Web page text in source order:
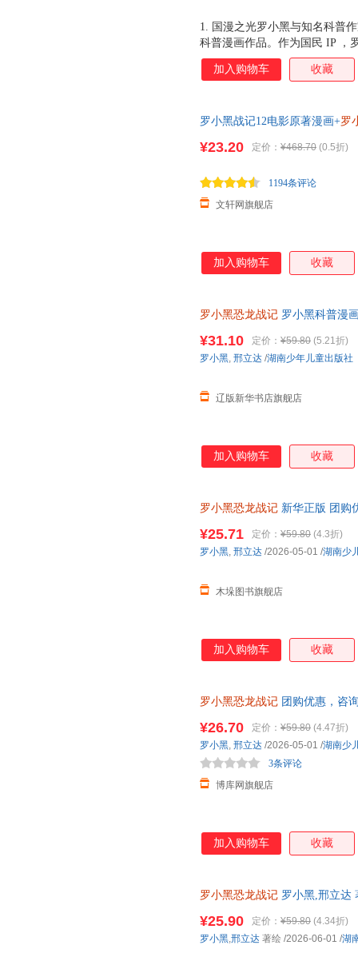
1. 国漫之光罗小黑与知名科普
科普漫画作品。作为国民 IP ，
动画于 2011 年开始播放， B
获超 3.15 亿票房，同名漫画书
李 威尔逊奖得主，中国古生物
国内外共 20 种恐龙的 100+ 知
加入购物车 收藏
罗小黑战记12电影原著漫画+罗
¥23.20 定价： ¥468.70 (0.5折)
文轩网旗舰店
1194条评论
加入购物车 收藏
罗小黑恐龙战记 罗小黑科普漫
¥31.10 定价： ¥59.80 (5.21折)
辽版新华书店旗舰店
罗小黑, 邢立达 /湖南少年儿童出版社
加入购物车 收藏
罗小黑恐龙战记 新华正版 团购
¥25.71 定价： ¥59.80 (4.3折)
木垛图书旗舰店
罗小黑, 邢立达 /2026-05-01 /湖南少
加入购物车 收藏
罗小黑恐龙战记 团购优惠，咨
¥26.70 定价： ¥59.80 (4.47折)
博库网旗舰店
3条评论
罗小黑, 邢立达 /2026-05-01 /湖南少
加入购物车 收藏
罗小黑恐龙战记 罗小黑,邢立达
¥25.90 定价： ¥59.80 (4.34折)
罗小黑,邢立达 著绘 /2026-06-01 /湖